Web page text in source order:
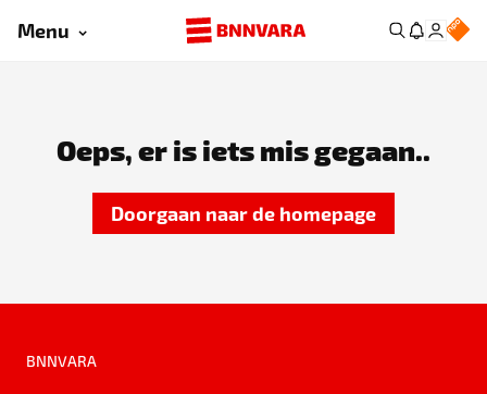
Menu
Oeps, er is iets mis gegaan..
Doorgaan naar de homepage
BNNVARA